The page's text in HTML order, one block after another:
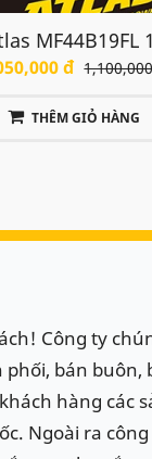
MF44B19FL
đ
THÊM GIỎ HÀNG
Công ty
bán buôn,
hàng các
Ngoài ra